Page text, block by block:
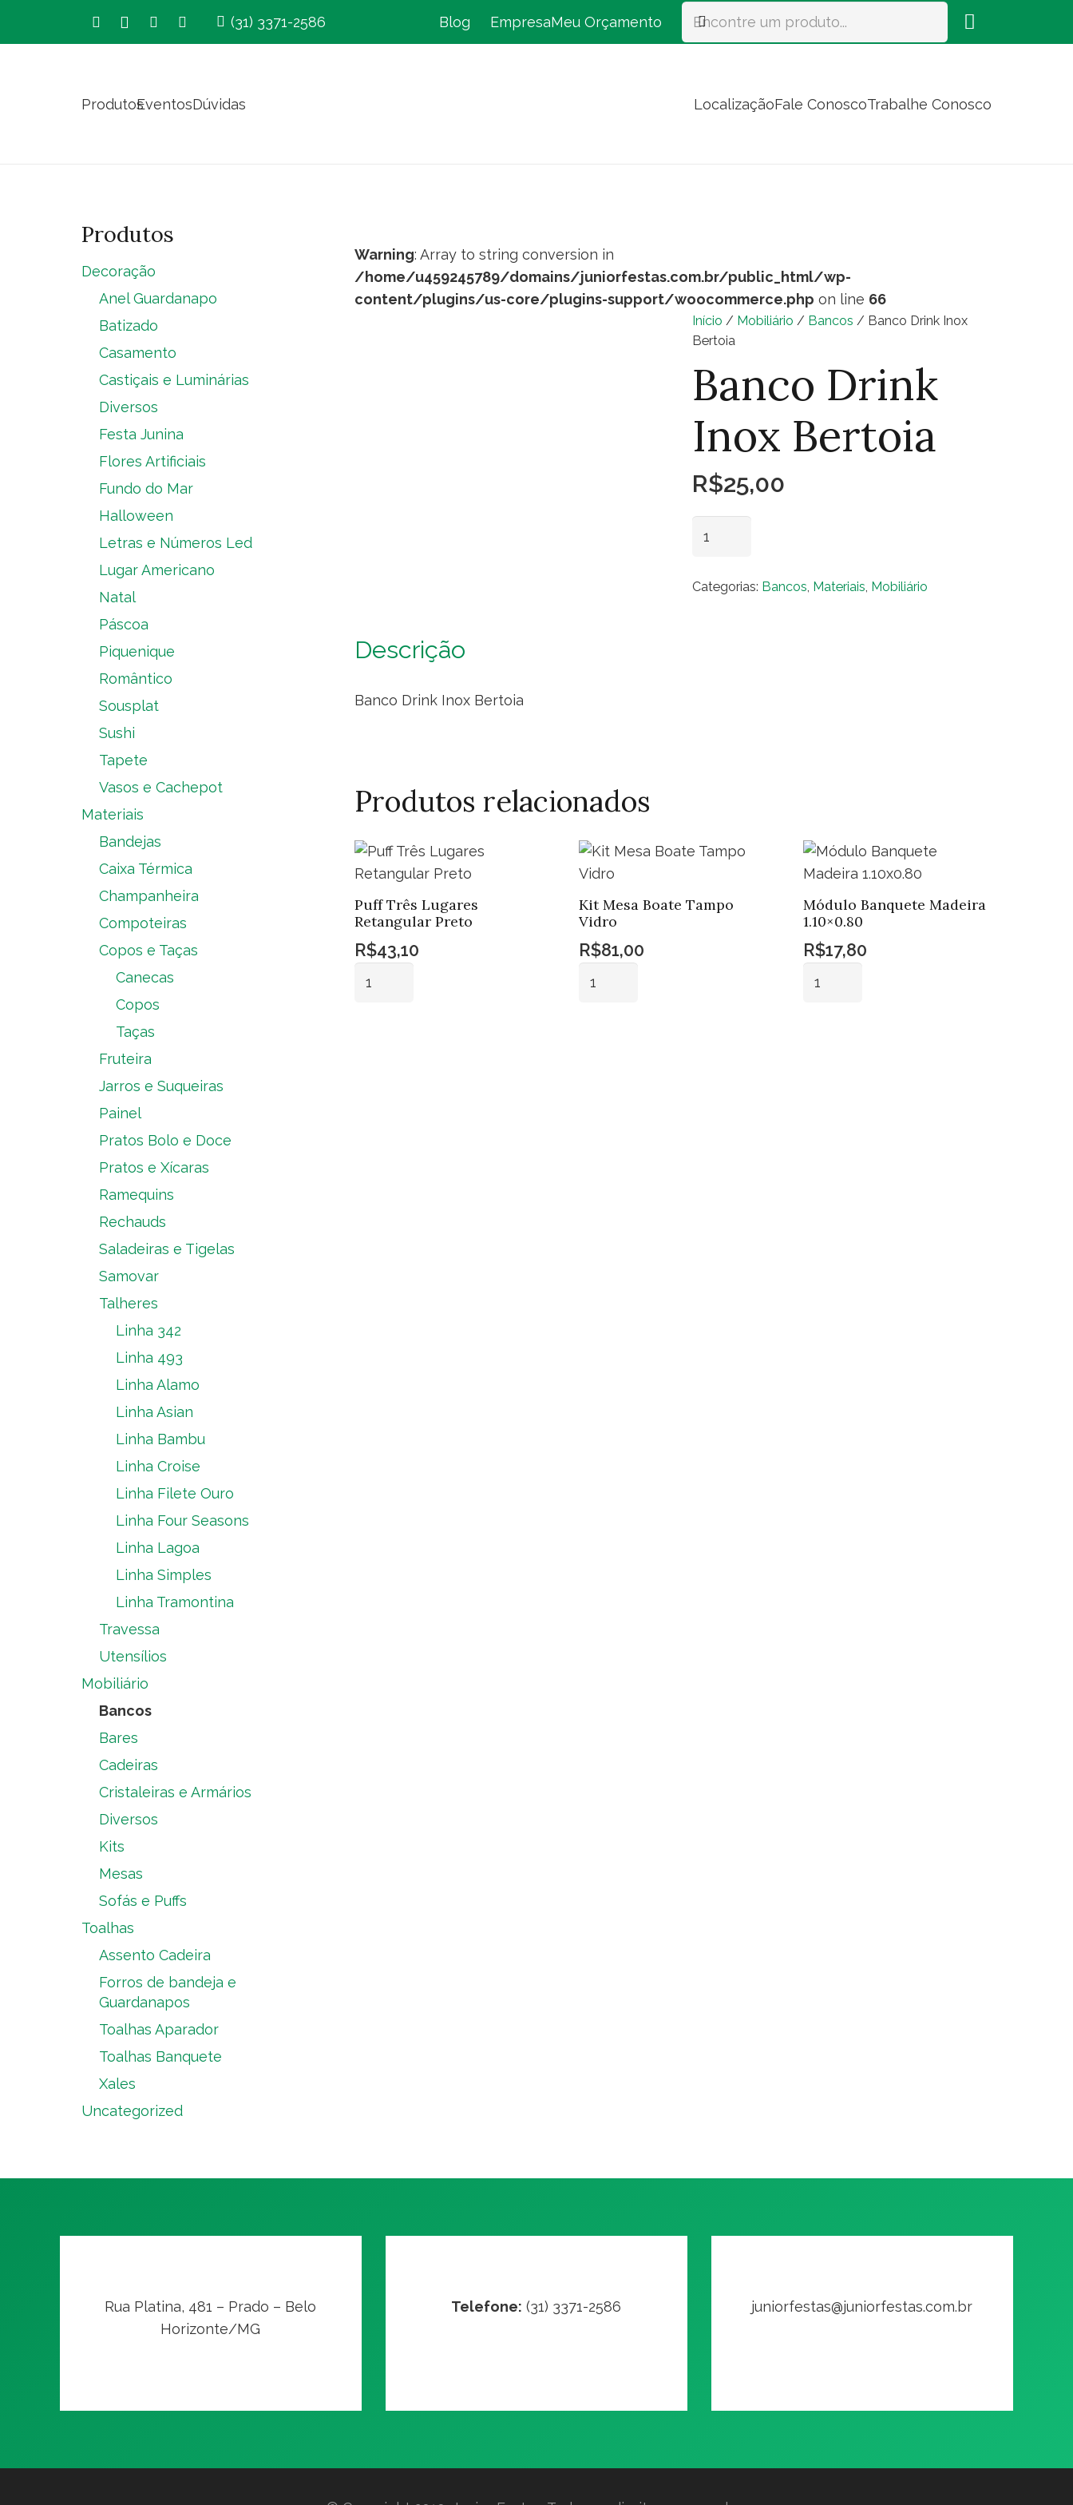
(31) 3371-2586 Blog EmpresaMeu Orçamento
ProdutosEventosDúvidas LocalizaçãoFale ConoscoTrabalhe Conosco
Warning: Array to string conversion in
/home/u459245789/domains/juniorfestas.com.br/public_html/wp-
content/plugins/us-core/plugins-support/woocommerce.php on line 66
Início / Mobiliário / Bancos / Banco Drink Inox
Bertoia
Banco Drink
Inox Bertoia
R$25,00
Bertoia
Categorias: Bancos Materiais Mobiliário
Descrição
Banco Drink Inox Bertoia
Produtos relacionados
Puff Três Lugares
Retangular Preto
R$43,10
Kit Mesa Boate Tampo
Vidro
R$81,00
Módulo Banquete Madeira
1.10×0.80
R$17,80
Produtos
Decoração
Anel Guardanapo
Batizado
Casamento
Castiçais e Luminárias
Diversos
Festa Junina
Flores Artificiais
Fundo do Mar
Halloween
Letras e Números Led
Lugar Americano
Natal
Páscoa
Piquenique
Romântico
Sousplat
Sushi
Tapete
Vasos e Cachepot
Materiais
Bandejas
Caixa Térmica
Champanheira
Compoteiras
Copos e Taças
Canecas
Copos
Taças
Fruteira
Jarros e Suqueiras
Painel
Pratos Bolo e Doce
Pratos e Xícaras
Ramequins
Rechauds
Saladeiras e Tigelas
Samovar
Talheres
Linha 342
Linha 493
Linha Alamo
Linha Asian
Linha Bambu
Linha Croise
Linha Filete Ouro
Linha Four Seasons
Linha Lagoa
Linha Simples
Linha Tramontina
Travessa
Utensílios
Mobiliário
Bancos
Bares
Cadeiras
Cristaleiras e Armários
Diversos
Kits
Mesas
Sofás e Puffs
Toalhas
Assento Cadeira
Forros de bandeja e
Guardanapos
Toalhas Aparador
Toalhas Banquete
Xales
Uncategorized
Rua Platina, 481 – Prado – Belo
Horizonte/MG
Telefone: (31) 3371-2586 juniorfestas@juniorfestas.com.br